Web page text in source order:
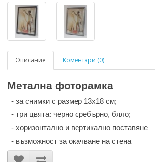
Описание Коментари (0)
Метална фоторамка
- за снимки с размер 13х18 см;
- три цвята: черно сребърно, бяло;
- хоризонтално и вертикално поставяне
- възможност за окачване на стена